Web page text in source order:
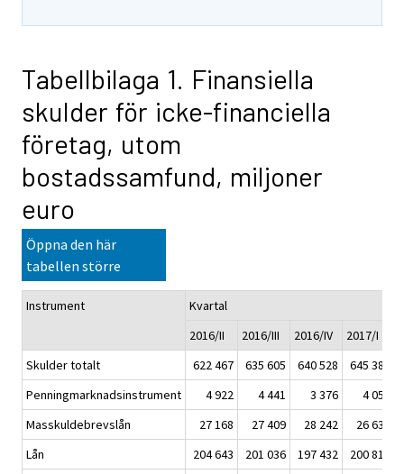
Tabellbilaga 1. Finansiella
skulder för icke-financiella
företag, utom
bostadssamfund, miljoner
euro
Öppna den här
tabellen större
Instrument
Kvartal
2016/II
2016/III 2016/IV 2017/I
Skulder totalt
622 467 635 605 640 528 645 381
Penningmarknadsinstrument
4 922 4 441 3 376
4 051
Masskuldebrevslån
27 168 27 409 28 242
26 630
Lån
204 643 201 036 197 432 200 815